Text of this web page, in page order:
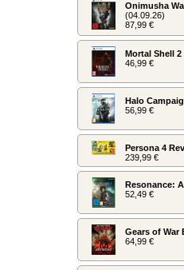
Onimusha
(04.09.26)
87,99 €
Mortal Shell 2
46,99 €
Halo
56,99 €
Persona 4
239,99 €
Resonance:
52,49 €
Gears of War
64,99 €